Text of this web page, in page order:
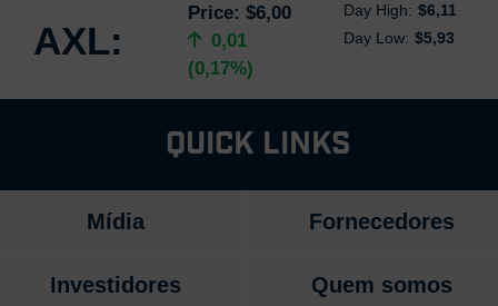
AXL:
Price: $6,00 Day High: $6,11
0,01
(0,17%)
Day Low: $5,93
Quick Links
Mídia Fornecedores
Investidores Quem somos